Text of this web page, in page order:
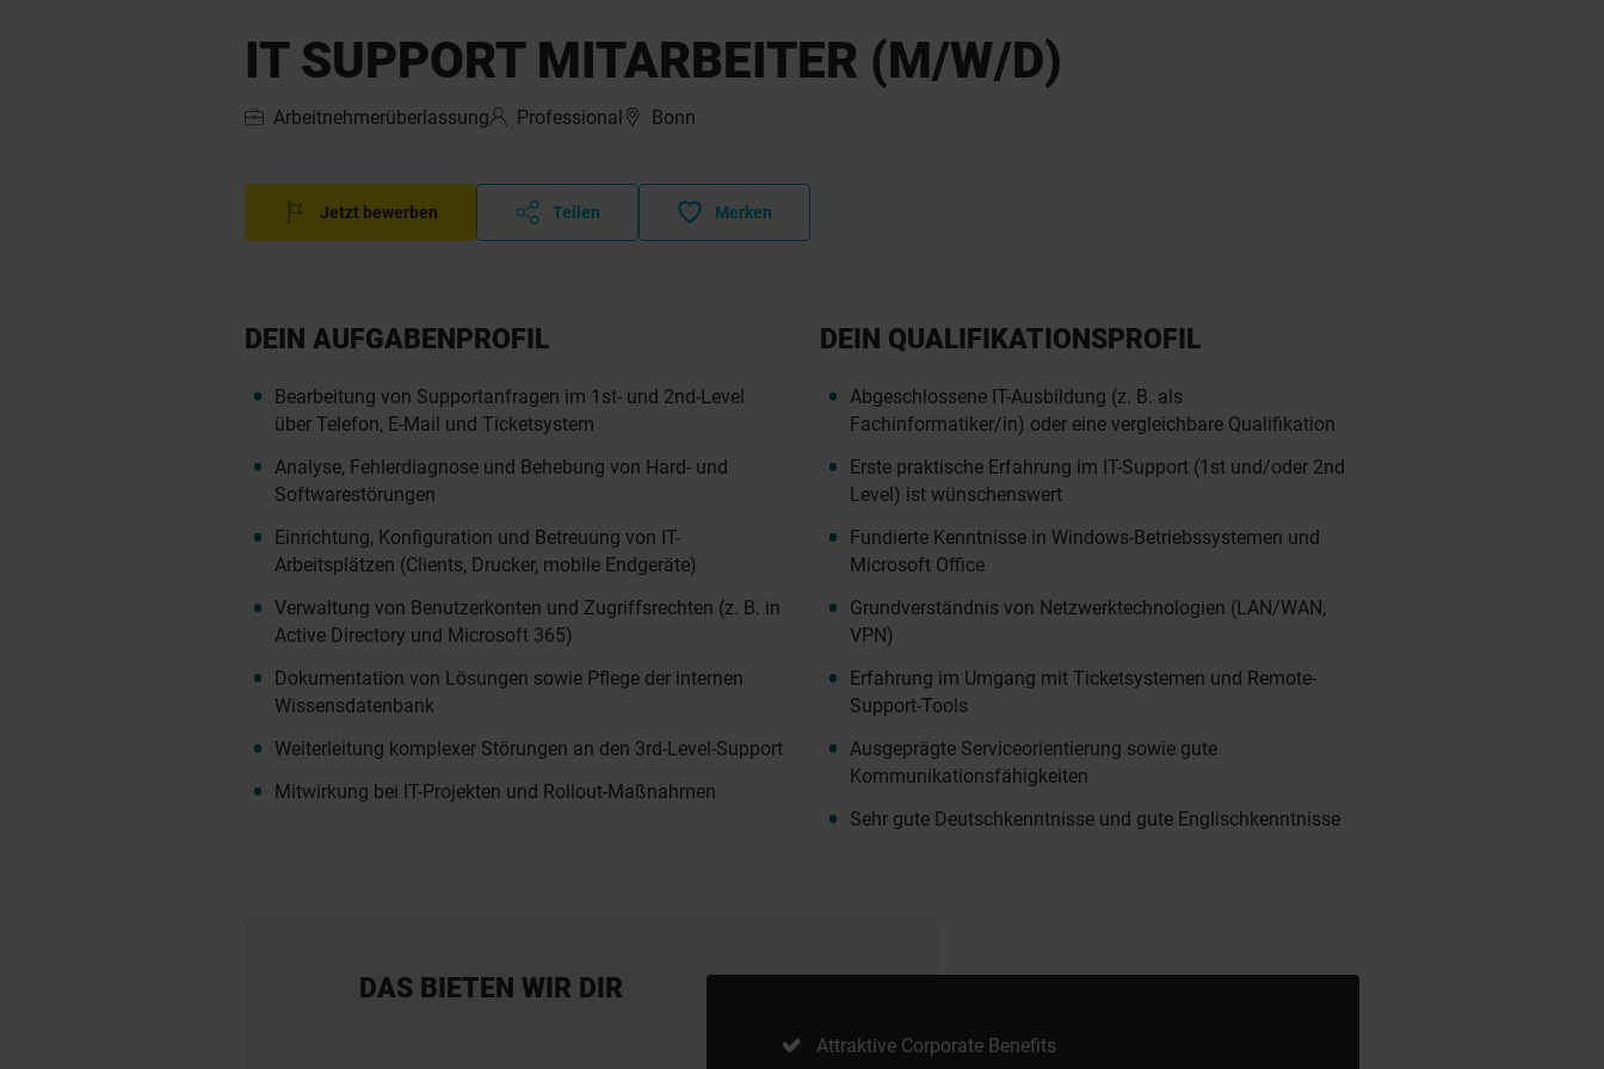
IT SUPPORT MITARBEITER (M/W/D)
Arbeitnehmerüberlassung Professional Bonn
Jetzt bewerben Teilen Merken
DEIN AUFGABENPROFIL
Bearbeitung von Supportanfragen im 1st- und 2nd-Level
über Telefon, E-Mail und Ticketsystem
Analyse, Fehlerdiagnose und Behebung von Hard- und
Softwarestörungen
Einrichtung, Konfiguration und Betreuung von IT-
Arbeitsplätzen (Clients, Drucker, mobile Endgeräte)
Verwaltung von Benutzerkonten und Zugriffsrechten (z. B. in
Active Directory und Microsoft 365)
Dokumentation von Lösungen sowie Pflege der internen
Wissensdatenbank
Weiterleitung komplexer Störungen an den 3rd-Level-Support
Mitwirkung bei IT-Projekten und Rollout-Maßnahmen
DEIN QUALIFIKATIONSPROFIL
Abgeschlossene IT-Ausbildung (z. B. als
Fachinformatiker/in) oder eine vergleichbare Qualifikation
Erste praktische Erfahrung im IT-Support (1st und/oder 2nd
Level) ist wünschenswert
Fundierte Kenntnisse in Windows-Betriebssystemen und
Microsoft Office
Grundverständnis von Netzwerktechnologien (LAN/WAN,
VPN)
Erfahrung im Umgang mit Ticketsystemen und Remote-
Support-Tools
Ausgeprägte Serviceorientierung sowie gute
Kommunikationsfähigkeiten
Sehr gute Deutschkenntnisse und gute Englischkenntnisse
DAS BIETEN WIR DIR
Attraktive Corporate Benefits